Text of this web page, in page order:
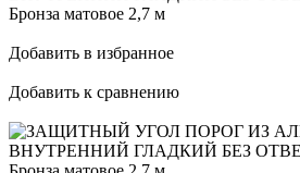
Добавить в избранное
Добавить к сравнению